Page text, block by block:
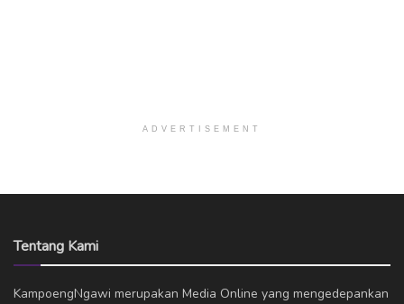
ADVERTISEMENT
Tentang Kami
KampoengNgawi merupakan Media Online yang mengedepankan